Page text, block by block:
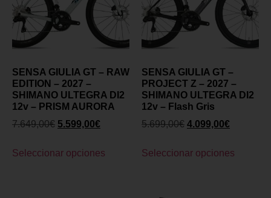
SENSA GIULIA GT – RAW
EDITION – 2027 –
SHIMANO ULTEGRA DI2
12v – PRISM AURORA
7.649,00€ 5.599,00€
Seleccionar opciones
SENSA GIULIA GT –
PROJECT Z – 2027 –
SHIMANO ULTEGRA DI2
12v – Flash Gris
5.699,00€ 4.099,00€
Seleccionar opciones